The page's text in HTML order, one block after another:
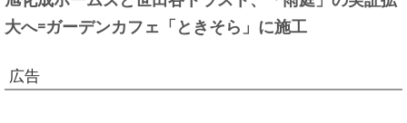
大へ=ガーデンカフェ「ときそら」に施工
広告